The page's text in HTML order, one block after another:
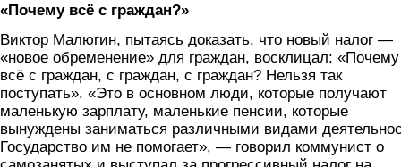
«Почему всё с граждан?»
Виктор Малюгин, пытаясь доказать, что новый налог —
«новое обременение» для граждан, восклицал: «Почему
всё с граждан, с граждан, с граждан? Нельзя так
поступать». «Это в основном люди, которые получают
маленькую зарплату, маленькие пенсии, которые
вынуждены заниматься различными видами
Государство им не помогает», — говорил коммунист о